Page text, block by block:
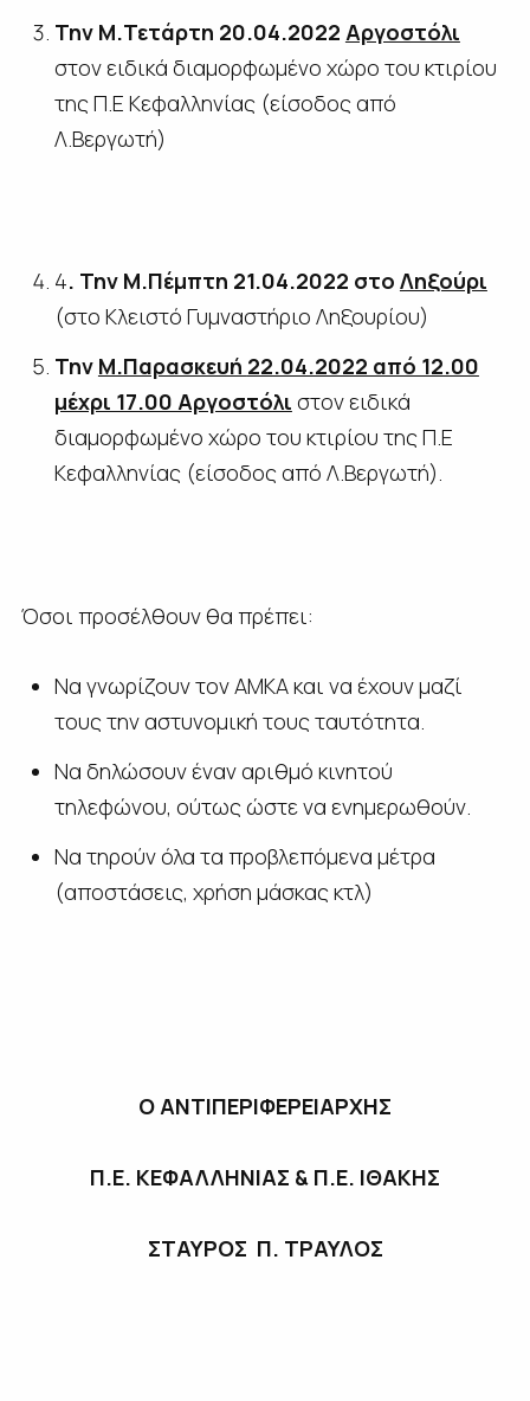
Την Μ.Τετάρτη 20.04.2022 Αργοστόλι
στον ειδικά διαμορφωμένο χώρο του κτιρίου
της Π.Ε Κεφαλληνίας (είσοδος από
Λ.Βεργωτή)
4. Την Μ.Πέμπτη 21.04.2022 στο Ληξούρι
(στο Κλειστό Γυμναστήριο Ληξουρίου)
Την Μ.Παρασκευή 22.04.2022 από 12.00
μέχρι 17.00 Αργοστόλι στον ειδικά
διαμορφωμένο χώρο του κτιρίου της Π.Ε
Κεφαλληνίας (είσοδος από Λ.Βεργωτή).
Όσοι προσέλθουν θα πρέπει:
Να γνωρίζουν τον ΑΜΚΑ και να έχουν μαζί
τους την αστυνομική τους ταυτότητα.
Να δηλώσουν έναν αριθμό κινητού
τηλεφώνου, ούτως ώστε να ενημερωθούν.
Να τηρούν όλα τα προβλεπόμενα μέτρα
(αποστάσεις, χρήση μάσκας κτλ)
Ο ΑΝΤΙΠΕΡΙΦΕΡΕΙΑΡΧΗΣ
Π.Ε. ΚΕΦΑΛΛΗΝΙΑΣ & Π.Ε. ΙΘΑΚΗΣ
ΣΤΑΥΡΟΣ Π. ΤΡΑΥΛΟΣ